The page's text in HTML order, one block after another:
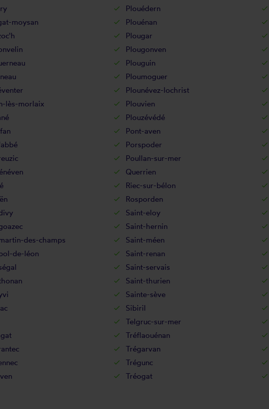
Plouédern
moysan Plouénan
Plougar
Plougonven
Plouguin
Ploumoguer
Plounévez-lochrist
lès-morlaix Plouvien
Plouzévédé
Pont-aven
Porspoder
Poullan-sur-mer
Querrien
Riec-sur-bélon
Rosporden
Saint-eloy
Saint-hernin
des-champs Saint-méen
de-léon Saint-renan
Saint-servais
Saint-thurien
Sainte-sève
Sibiril
Telgruc-sur-mer
Tréflaouénan
Trégarvan
Trégunc
Tréogat